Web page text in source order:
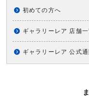
初めての方へ
ギャラリーレア 店舗
ギャラリーレア 公式通